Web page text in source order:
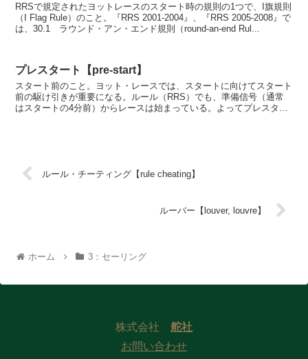
RRSで規定されたヨットレースのスタート時の規則の1つで、I旗規則
（I Flag Rule）のこと。『RRS 2001-2004』、『RRS 2005-2008』で
は、30.1 ラウンド・アン・エンド規則（round-an-end Rul...
プレスタート【pre-start】
スタート前のこと。ヨット・レースでは、スタートに向けてスタート
前の駆け引きが重要になる。ルール（RRS）でも、準備信号（通常
はスタートの4分前）からレースは始まっている。よってプレスター
ルール・チーティング【rule cheating】
ルーバー【louver, louvre】
ホーム 3：セーリング
株式会社 舵社
お問い合わせ